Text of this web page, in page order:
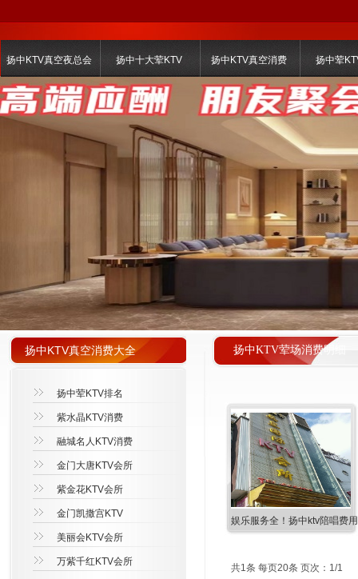
扬中KTV真空夜总会 扬中十大荤KTV 扬中KTV真空消费 扬中荤
扬中KTV荤场消费明细
娱乐服务全！扬中ktv陪唱费
共1条 每页20条 页次：1/1
扬中KTV真空消费大全
扬中荤KTV排名
紫水晶KTV消费
融城名人KTV消费
金门大唐KTV会所
紫金花KTV会所
金门凯撒宫KTV
美丽会KTV会所
万紫千红KTV会所